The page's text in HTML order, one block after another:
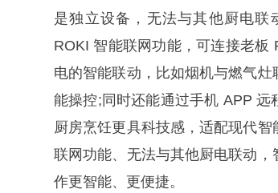
是独立设备，无法与其他厨电
ROKI 智能联网功能，可连接老板
电的智能联动，比如烟机与燃气
能操控;同时还能通过手机 APP
厨房烹饪更具科技感，适配现代
联网功能、无法与其他厨电联动
作更智能、更便捷。